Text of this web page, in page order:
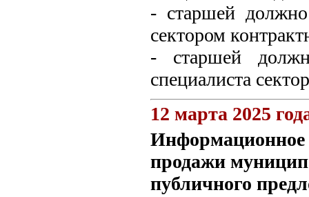
- старшей
сектором
- старшей
специалиста
12 марта 2025
Информационное
продажи
публичного